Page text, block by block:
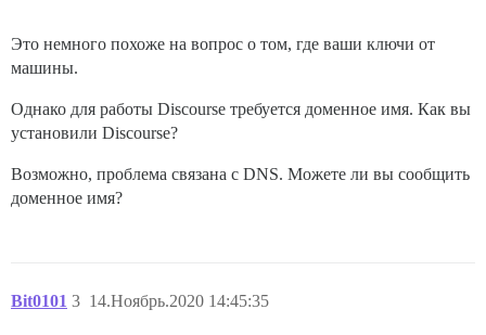
Это немного похоже на вопрос о том, где ваши ключи от
машины.
Однако для работы Discourse требуется доменное имя. Как вы
установили Discourse?
Возможно, проблема связана с DNS. Можете ли вы сообщить
доменное имя?
Bit0101 14.Ноябрь.2020 14:45:35
3